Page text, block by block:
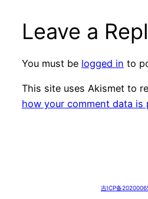
Leave a
You must be logged in to
This site uses Akismet to
how your comment data is
吉ICP备